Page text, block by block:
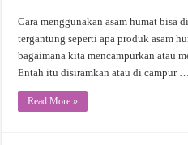
Cara menggunakan asam humat bisa
tergantung seperti apa produk asam
bagaimana kita mencampurkan atau
Entah itu disiramkan atau di campur …
Read More »